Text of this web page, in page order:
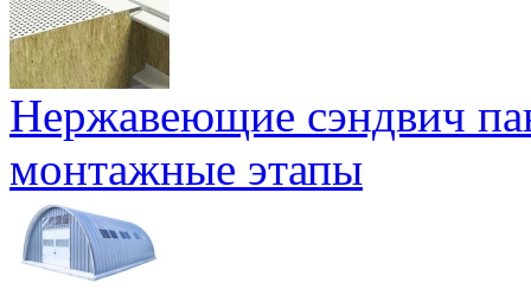
Нержавеющие сэндвич
монтажные этапы